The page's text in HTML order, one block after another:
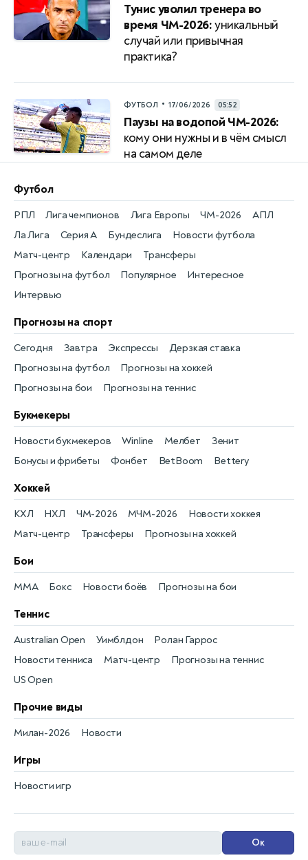
Тунис уволил тренера во
время ЧМ-2026:уникальный
случай или привычная
практика?
ФУТБОЛ • 17/06/2026 05:52
Паузы на водопой ЧМ-2026:
кому они нужны и в чём смысл
на самом деле
Футбол
Новости футбола
РПЛ
Матч-центр
Лига чемпионов
Календари
Лига Европы
Трансферы
ЧМ-2026
Прогнозы на футбол
АПЛ
Популярное
Ла Лига
Интересное
Серия А
Интервью
Бундеслига
Прогнозы на спорт
Прогнозы на футбол
Сегодня
Прогнозы на хоккей
Завтра
Прогнозы на бои
Экспрессы
Прогнозы на теннис
Дерзкая ставка
Букмекеры
Бонусы и фрибеты
Новости букмекеров
Фонбет
Winline
BetBoom
Мелбет
Bettery
Зенит
Хоккей
Новости хоккея
КХЛ
Матч-центр
НХЛ
Трансферы
ЧМ-2026
Прогнозы на хоккей
МЧМ-2026
Бои
Новости боёв
MMA Прогнозы на бои
Бокс
Теннис
Новости тенниса
Australian Open
Матч-центр
Уимблдон
Прогнозы на теннис
Ролан Гаррос
US Open
Прочие виды
Новости
Милан-2026
Игры
Новости игр
Ок